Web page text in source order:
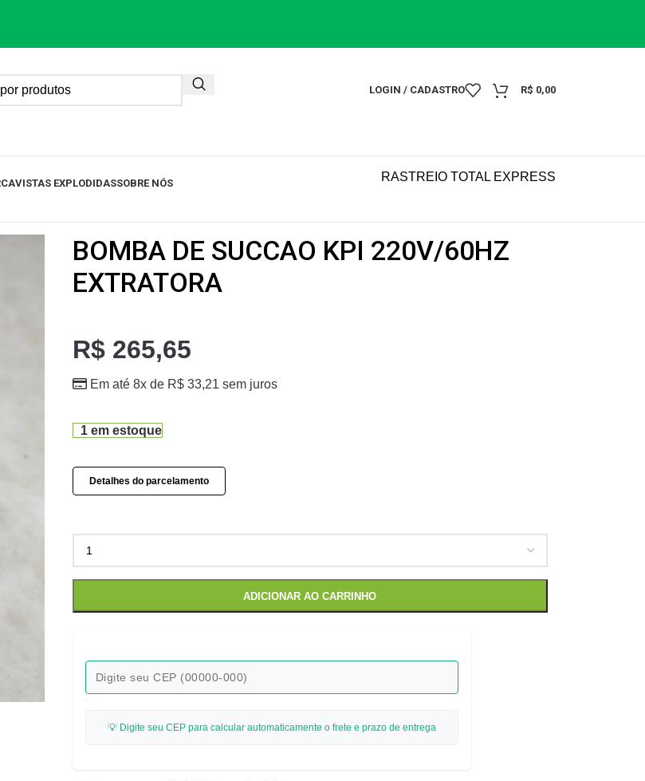
LOGIN / CADASTRO R$ 0,00
VISTAS EXPLODIDASSOBRE NÓS RASTREIO TOTAL EXPRESS
BOMBA DE SUCCAO KPI 220V/60HZ
EXTRATORA
R$265,65
Em até 8x de R$33,21 sem juros
1 em estoque
Detalhes do parcelamento
ADICIONAR AO CARRINHO
💡 Digite seu CEP para calcular automaticamente o frete e prazo de entrega